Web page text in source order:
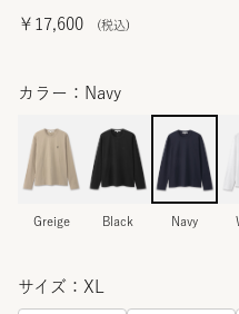
￥17,600
カラー：Navy
Greige Black Navy
サイズ：XL